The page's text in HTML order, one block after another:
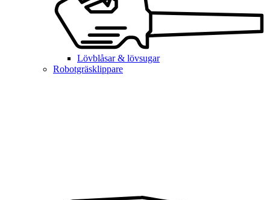
Lövblåsar & lövsugar
Robotgräsklippare